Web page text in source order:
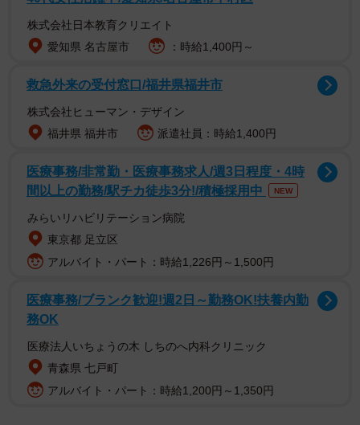
Bさんは「とりあえず空き家のまま置いておけば、税金はそ
んなに変わらないはず」と思い、相続後は特に手をつけず
に1年が過ぎました。ところが春に届いた固定資産税の通知
書を見て、昨年よりも金額が上がっており驚きます。
税金増額の理由がわからず、市役所に相談してみても「住
宅用地の特例」や「特定空き家」といった聞き慣れない言
葉が並び、不安はさらに大きくなりました。
Bさんのように、「住む予定はないけれど、相続した実家を
株式会社日本教育クリエイト
愛知県 名古屋市
：時給1,400円～
救急外来の受付窓口/福井県福井市
株式会社ヒューマン・デザイン
福井県 福井市
派遣社員：時給1,400円
医療事務/非常勤・医療事務求人/週3日程度・4時
間以上の勤務/駅チカ徒歩3分!/積極採用中
NEW
みらいリハビリテーション病院
東京都 足立区
アルバイト・パート：時給1,226円～1,500円
医療事務/ブランク歓迎!週2日～勤務OK!扶養内勤
務OK
医療法人いちょうの木 しちのへ内科クリニック
青森県 七戸町
アルバイト・パート：時給1,200円～1,350円